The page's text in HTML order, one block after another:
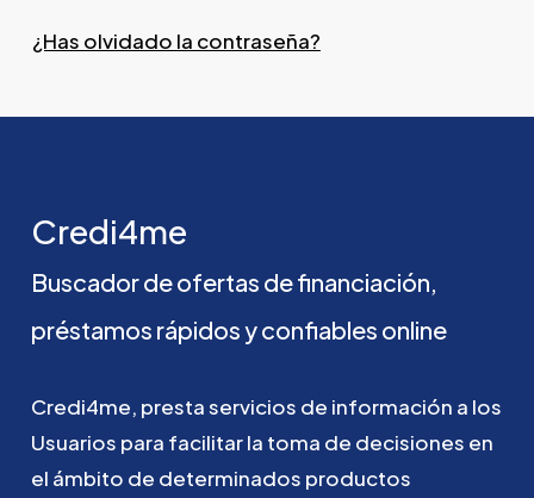
¿Has olvidado la contraseña?
Credi4me
Buscadordeofertas definanciación,
préstamos rápidosyconfiables online
Credi4me, prestaservicios de información a los
Usuarios para facilitarla toma de decisiones en
el ámbito de determinados productos